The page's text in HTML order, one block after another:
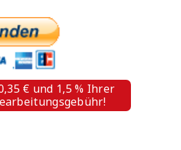
€ und 1,5 % Ihrer